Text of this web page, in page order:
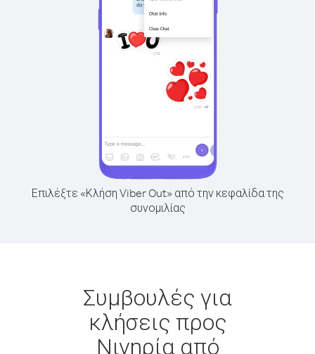
Επιλέξτε «Κλήση Viber Out» από την κεφαλίδα της
συνομιλίας
Συμβουλές για
κλήσεις προς
Νιγηρία από